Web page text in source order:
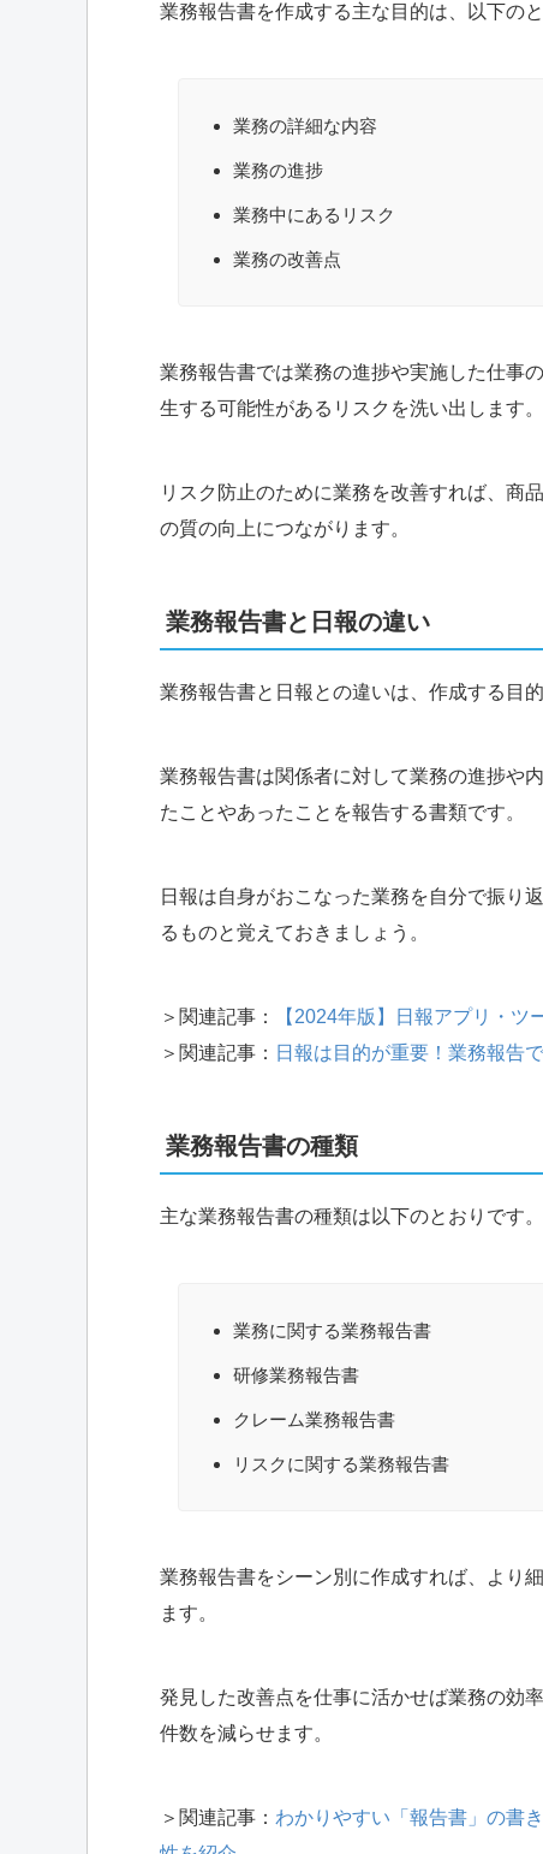
業務報告書を作成する主な目的は、以下のと
業務の詳細な内容
業務の進捗
業務中にあるリスク
業務の改善点
業務報告書では業務の進捗や実施した仕事
生する可能性があるリスクを洗い出します。
リスク防止のために業務を改善すれば、商
の質の向上につながります。
業務報告書と日報の違い
業務報告書と日報との違いは、作成する目的
業務報告書は関係者に対して業務の進捗や
たことやあったことを報告する書類です。
日報は自身がおこなった業務を自分で振り
るものと覚えておきましょう。
＞関連記事：
【2024年版】日報アプリ・
＞関連記事： 日報は目的が重要！業務報告
業務報告書の種類
主な業務報告書の種類は以下のとおりです。
業務に関する業務報告書
研修業務報告書
クレーム業務報告書
リスクに関する業務報告書
業務報告書をシーン別に作成すれば、より
ます。
発見した改善点を仕事に活かせば業務の効
件数を減らせます。
＞関連記事： わかりやすい「報告書」の書